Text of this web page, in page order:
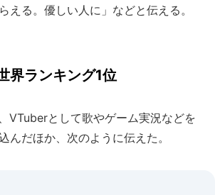
える。優しい人に」などと伝える。
界ランキング1位
VTuberとして歌やゲーム実況などを
んだほか、次のように伝えた。